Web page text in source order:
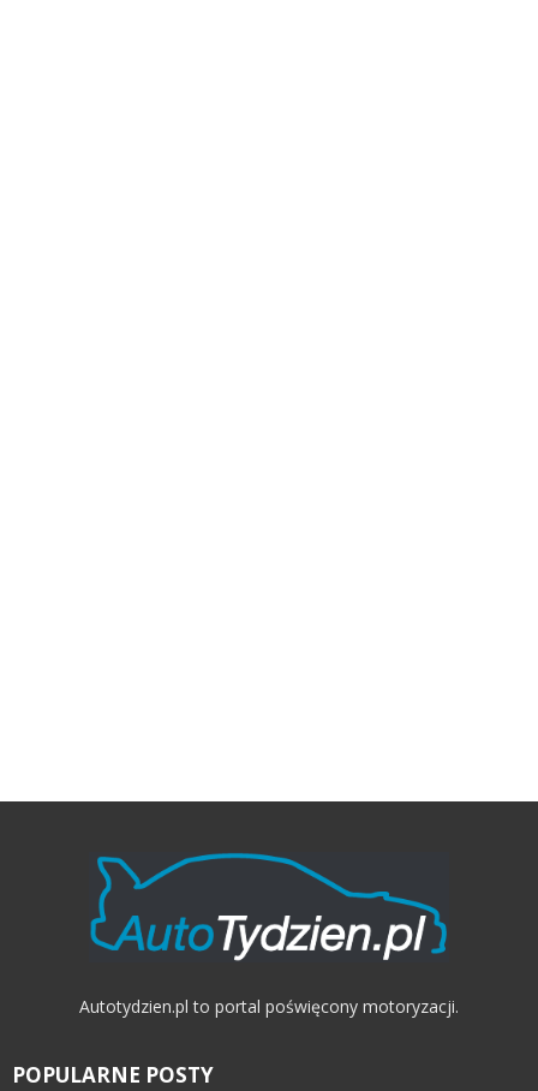
Autotydzien.pl to portal poświęcony motoryzacji.
POPULARNE POSTY